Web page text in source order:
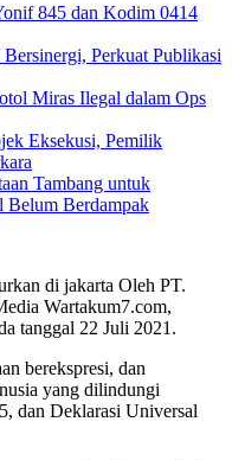
845 dan Kodim 0414
Perkuat Publikasi
Miras Ilegal dalam Ops
Eksekusi, Pemilik
Tambang untuk
Belum Berdampak
di jakarta Oleh PT.
Wartakum7.com,
tanggal 22 Juli 2021.
berekspresi, dan
yang dilindungi
dan Deklarasi Universal